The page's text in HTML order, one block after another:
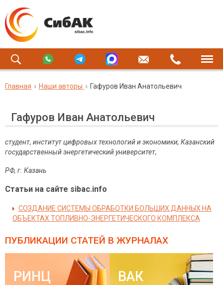
Главная Наши авторы Гафуров Иван Анатольевич
Гафуров Иван Анатольевич
студент, институт цифровых технологий и экономики, Казанский
государственный энергетический университет,
РФ, г. Казань
Статьи на сайте sibac.info
СОЗДАНИЕ СИСТЕМЫ ОБРАБОТКИ БОЛЬШИХ ДАННЫХ НА
ОБЪЕКТАХ ТОПЛИВНО-ЭНЕРГЕТИЧЕСКОГО КОМПЛЕКСА
ПУБЛИКАЦИИ СТАТЕЙ В ЖУРНАЛАХ
РИНЦ ВАК